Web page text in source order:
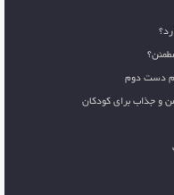
دست دوم
و جذاب برای کودکان